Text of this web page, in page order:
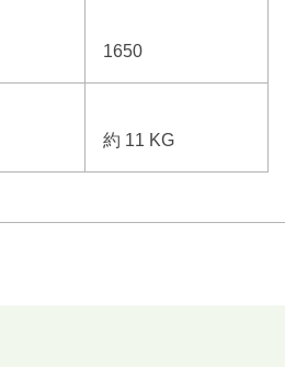
1650
約 11 KG